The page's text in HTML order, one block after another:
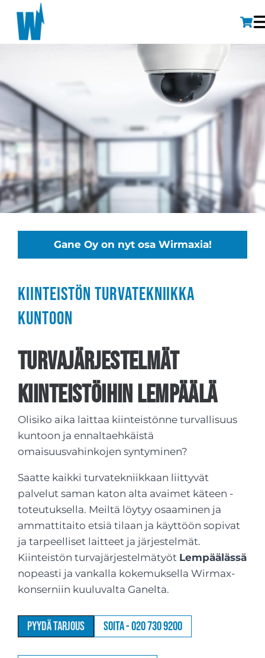
Gane Oy on nyt osa Wirmaxia!
Kiinteistön turvatekniikka
kuntoon
Turvajärjestelmät
kiinteistöihin Lempäälä
Olisiko aika laittaa kiinteistönne turvallisuus
kuntoon ja ennaltaehkäistä
omaisuusvahinkojen syntyminen?
Saatte kaikki turvatekniikkaan liittyvät
palvelut saman katon alta avaimet käteen -
toteutuksella. Meiltä löytyy osaaminen ja
ammattitaito etsiä tilaan ja käyttöön sopivat
ja tarpeelliset laitteet ja järjestelmät.
Kiinteistön turvajärjestelmätyöt Lempäälässä
nopeasti ja vankalla kokemuksella Wirmax-
konserniin kuuluvalta Ganelta.
Pyydä tarjous Soita - 020 730 9200